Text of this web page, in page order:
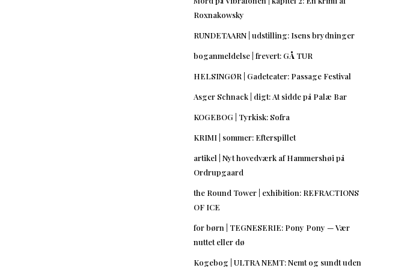
Roxnakowsky
RUNDETAARN | udstilling: Isens brydninger
boganmeldelse | frevert: GÅ TUR
HELSINGØR | Gadeteater: Passage Festival
Asger Schnack | digt: At sidde på Palæ Bar
KOGEBOG | Tyrkisk: Sofra
KRIMI | sommer: Efterspillet
artikel | Nyt hovedværk af Hammershøi på
Ordrupgaard
the Round Tower | exhibition: REFRACTIONS
OF ICE
for børn | TEGNESERIE: Pony Pony — Vær
nuttet eller dø
Kogebog | ULTRA NEMT: Nemt og sundt uden